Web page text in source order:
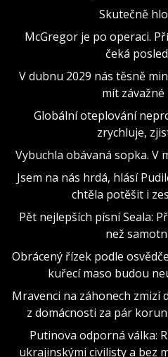
Skutečně
McGregor je po operaci.
čeká
V dubnu 2029 nás těsně
mít
Globální oteplování
zrychluje,
Vybuchla obávaná sopka. V
Jsem na nás hrdá, hlásí
chtěla potěšit i
Pět nejlepších písní Seala:
než
Obrácený řízek podle
kuřecí maso budou
Mravenci na záhonech zmizí
z domácnosti za pár
Putinova odporná válka:
ukrajinskými civilisty a bez